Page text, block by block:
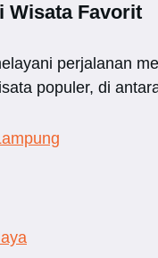
Wisata Favorit
perjalanan
populer, di